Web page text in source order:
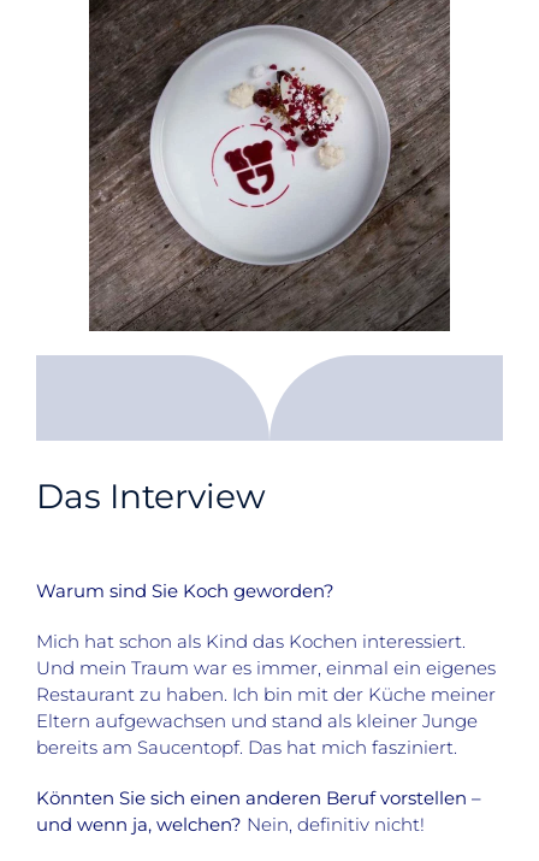
Das Interview
Warum sind Sie Koch geworden?
Mich hat schon als Kind das Kochen interessiert.
Und mein Traum war es immer, einmal ein eigenes
Restaurant zu haben. Ich bin mit der Küche meiner
Eltern aufgewachsen und stand als kleiner Junge
bereits am Saucentopf. Das hat mich fasziniert.
Könnten Sie sich einen anderen Beruf vorstellen –
und wenn ja, welchen? Nein, definitiv nicht!